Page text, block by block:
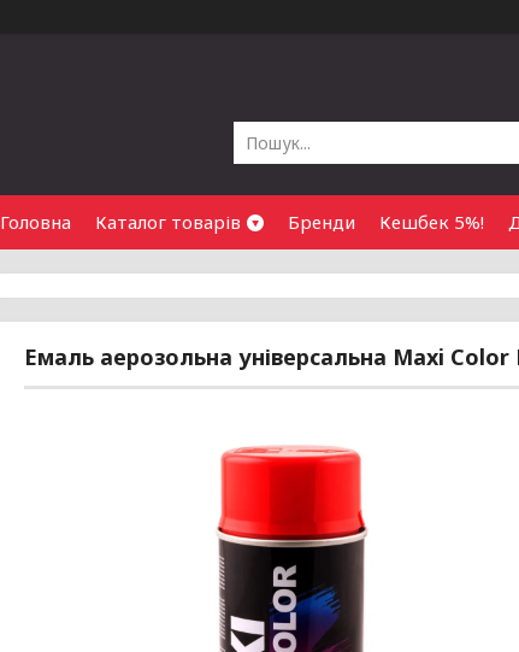
Головна Каталог товарів Бренди Кешбек 5%!
Емаль аерозольна універсальна Maxi